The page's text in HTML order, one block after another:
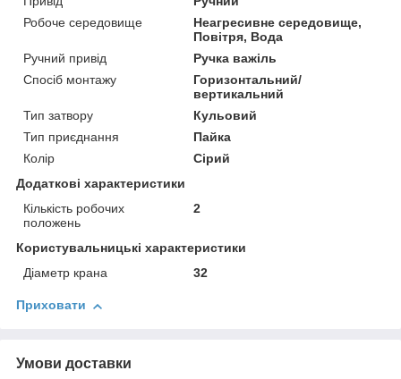
Робоче середовище
Неагресивне середовище,
Повітря, Вода
Ручний привід
Ручка важіль
Спосіб монтажу
Горизонтальний/
вертикальний
Тип затвору
Кульовий
Тип приєднання
Пайка
Колір
Сірий
Додаткові характеристики
Кількість робочих
положень
2
Користувальницькі характеристики
Діаметр крана
32
Приховати
Умови доставки